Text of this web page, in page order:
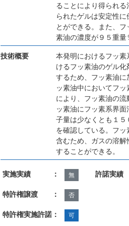
ることにより得られ
られたゲルは安定性
とができる。また、
素油の濃度が９５重量
技術概要
本発明におけるフッ
けるフッ素油のゲル
するため、フッ素油
ッ素油中においてフ
により、フッ素油の
ッ素油にフッ素系界
子量は少なくとも１
を確認している。フ
含むため、ガスの溶
することができる。
実施実績 ： 無 許諾実績
特許権譲渡 ： 否
特許権実施許諾： 可